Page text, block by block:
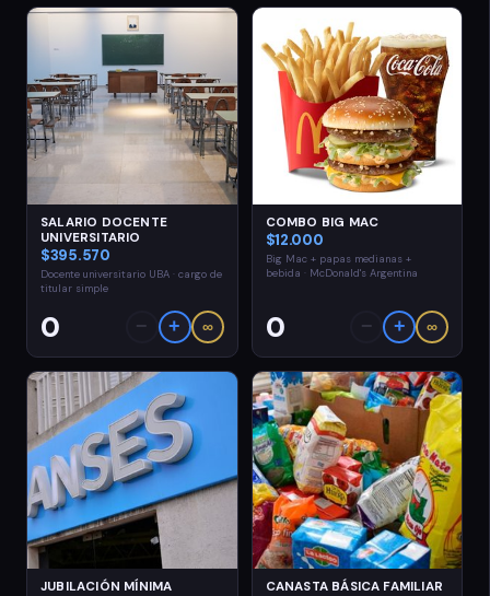
SALARIO DOCENTE
UNIVERSITARIO
$395.570
Docente universitario UBA · cargo de
titular simple
0 − + ∞
COMBO BIG MAC
$12.000
Big Mac + papas medianas +
bebida · McDonald's Argentina
0 − + ∞
JUBILACIÓN MÍNIMA CANASTA BÁSICA FAMILIAR